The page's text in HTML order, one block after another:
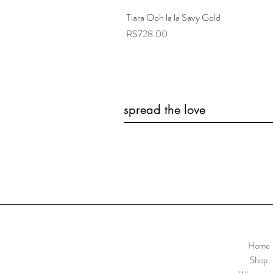
Tiara Ooh la la Savy Gold
Price
R$728.00
spread the love
Home
Shop